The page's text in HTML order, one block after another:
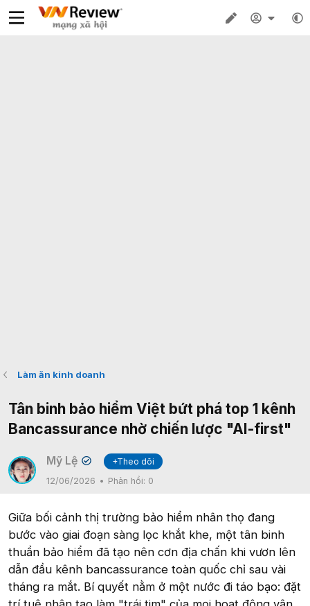
Làm ăn kinh doanh
Tân binh bảo hiểm Việt bứt phá top 1 kênh
Bancassurance nhờ chiến lược "AI-first"
Mỹ Lệ ✔
+Theo dõi
12/06/2026
Phản hồi: 0
Giữa bối cảnh thị trường bảo hiểm nhân thọ đang
bước vào giai đoạn sàng lọc khắt khe, một tân binh
thuần bảo hiểm đã tạo nên cơn địa chấn khi vươn lên
dẫn đầu kênh bancassurance toàn quốc chỉ sau vài
tháng ra mắt. Bí quyết nằm ở một nước đi táo bạo: đặt